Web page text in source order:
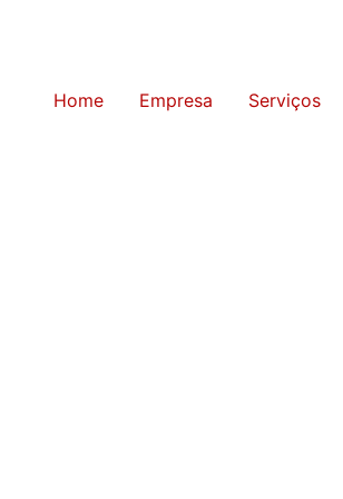
Home Empresa Serviços